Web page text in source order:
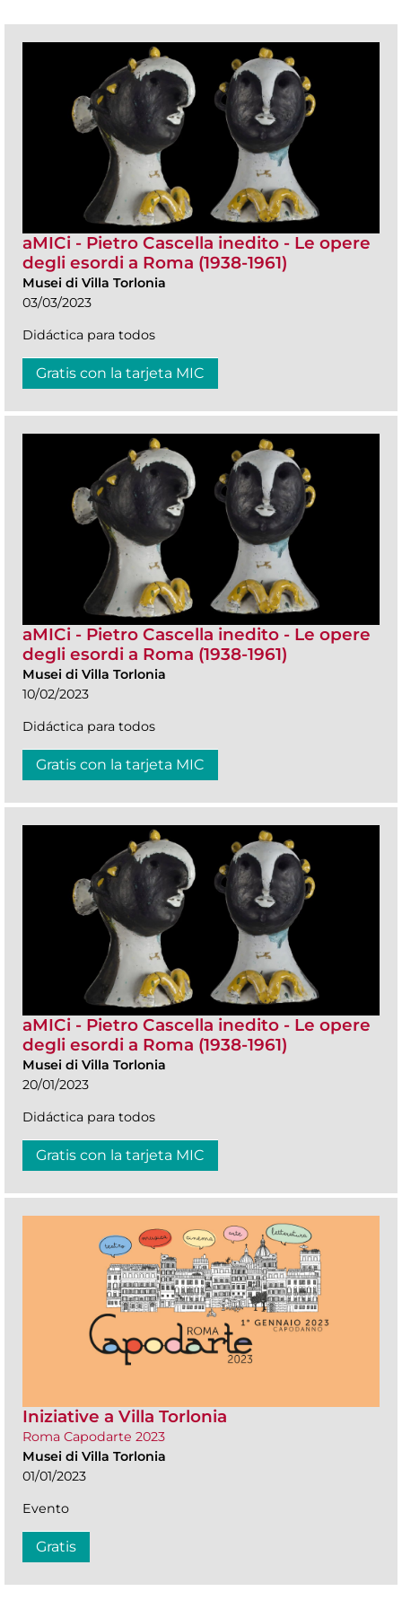
aMICi - Pietro Cascella inedito - Le opere
degli esordi a Roma (1938-1961)
Musei di Villa Torlonia
03/03/2023
Didáctica para todos
Gratis con la tarjeta MIC
aMICi - Pietro Cascella inedito - Le opere
degli esordi a Roma (1938-1961)
Musei di Villa Torlonia
10/02/2023
Didáctica para todos
Gratis con la tarjeta MIC
aMICi - Pietro Cascella inedito - Le opere
degli esordi a Roma (1938-1961)
Musei di Villa Torlonia
20/01/2023
Didáctica para todos
Gratis con la tarjeta MIC
Iniziative a Villa Torlonia
Roma Capodarte 2023
Musei di Villa Torlonia
01/01/2023
Evento
Gratis